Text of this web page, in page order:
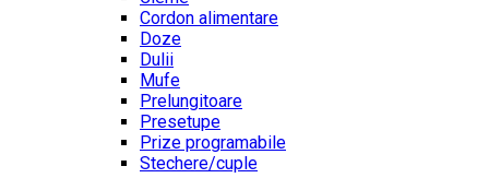
Cordon alimentare
Doze
Dulii
Mufe
Prelungitoare
Presetupe
Prize programabile
Stechere/cuple